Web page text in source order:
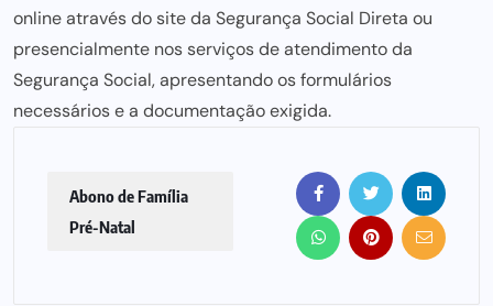
online através do site da Segurança Social Direta ou
presencialmente nos serviços de atendimento da
Segurança Social, apresentando os formulários
necessários e a documentação exigida.
Abono de Família
Pré-Natal